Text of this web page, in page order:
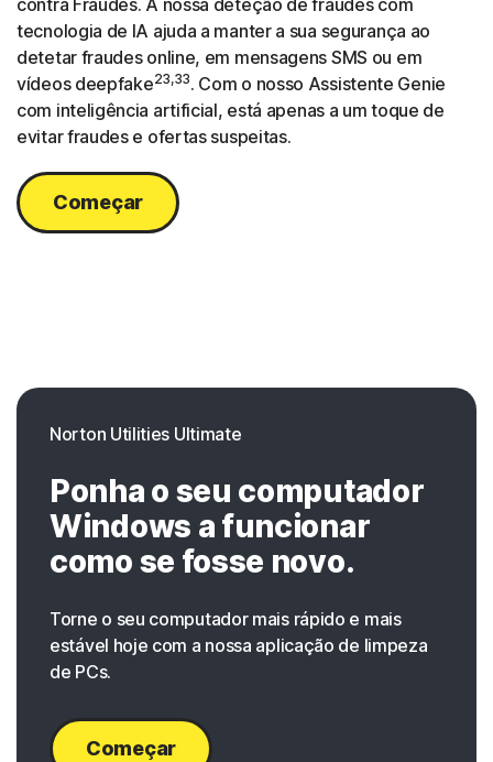
contra Fraudes. A nossa deteção de fraudes com
tecnologia de IA ajuda a manter a sua segurança ao
detetar fraudes online, em mensagens SMS ou em
vídeos deepfake23,33. Com o nosso Assistente Genie
com inteligência artificial, está apenas a um toque de
evitar fraudes e ofertas suspeitas.
Começar
Norton Utilities Ultimate
Ponha o seu computador
Windows a funcionar
como se fosse novo.
Torne o seu computador mais rápido e mais
estável hoje com a nossa aplicação de limpeza
de PCs.
Começar